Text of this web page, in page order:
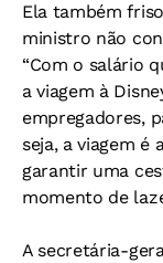
Ela também
ministro não
“Com o salário
a viagem à
empregadores,
seja, a viagem é
garantir uma
momento de
A secretária-